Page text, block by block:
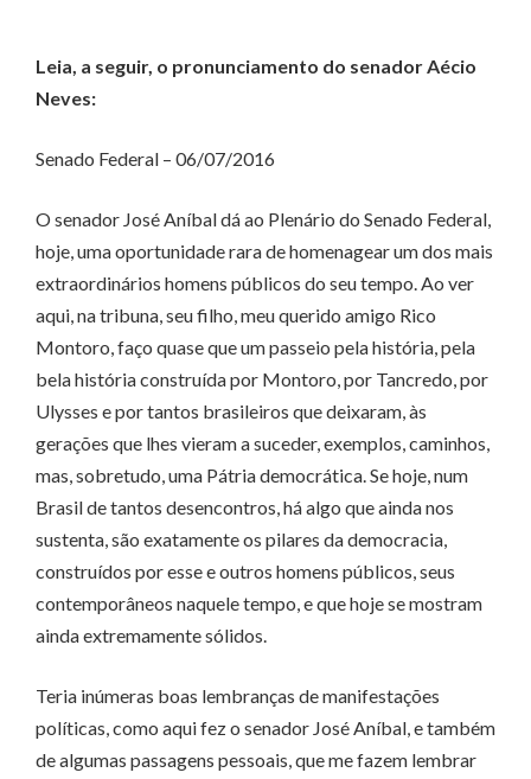
Leia, a seguir, o pronunciamento do senador Aécio
Neves:
Senado Federal – 06/07/2016
O senador José Aníbal dá ao Plenário do Senado Federal,
hoje, uma oportunidade rara de homenagear um dos mais
extraordinários homens públicos do seu tempo. Ao ver
aqui, na tribuna, seu filho, meu querido amigo Rico
Montoro, faço quase que um passeio pela história, pela
bela história construída por Montoro, por Tancredo, por
Ulysses e por tantos brasileiros que deixaram, às
gerações que lhes vieram a suceder, exemplos, caminhos,
mas, sobretudo, uma Pátria democrática. Se hoje, num
Brasil de tantos desencontros, há algo que ainda nos
sustenta, são exatamente os pilares da democracia,
construídos por esse e outros homens públicos, seus
contemporâneos naquele tempo, e que hoje se mostram
ainda extremamente sólidos.
Teria inúmeras boas lembranças de manifestações
políticas, como aqui fez o senador José Aníbal, e também
de algumas passagens pessoais, que me fazem lembrar